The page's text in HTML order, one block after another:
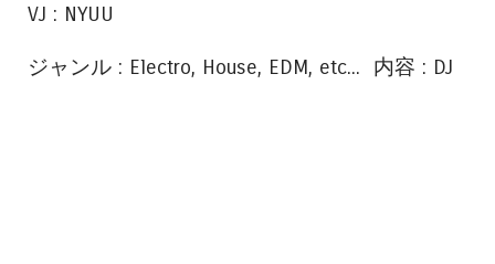
VJ : NYUU
ジャンル : Electro, House, EDM, etc... 内容 : DJ